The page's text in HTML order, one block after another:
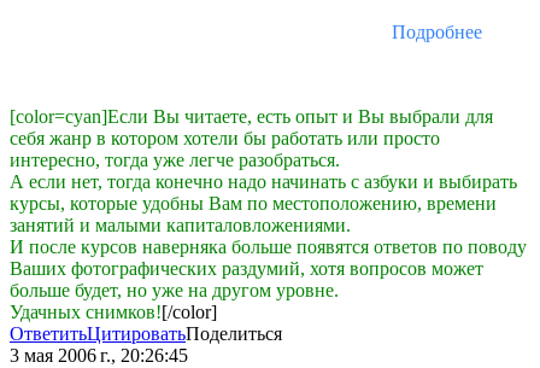
Подробнее
[color=cyan]Если Вы читаете, есть опыт и Вы выбрали для
себя жанр в котором хотели бы работать или просто
интересно, тогда уже легче разобраться.
А если нет, тогда конечно надо начинать с азбуки и выбирать
курсы, которые удобны Вам по местоположению, времени
занятий и малыми капиталовложениями.
И после курсов наверняка больше появятся ответов по поводу
Ваших фотографических раздумий, хотя вопросов может
больше будет, но уже на другом уровне.
Удачных снимков![/color]
ОтветитьЦитироватьПоделиться
3 мая 2006 г., 20:26:45